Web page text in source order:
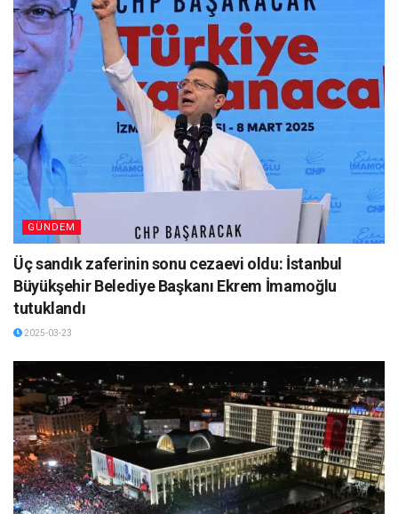
GÜNDEM
Üç sandık zaferinin sonu cezaevi oldu: İstanbul
Büyükşehir Belediye Başkanı Ekrem İmamoğlu
tutuklandı
2025-03-23